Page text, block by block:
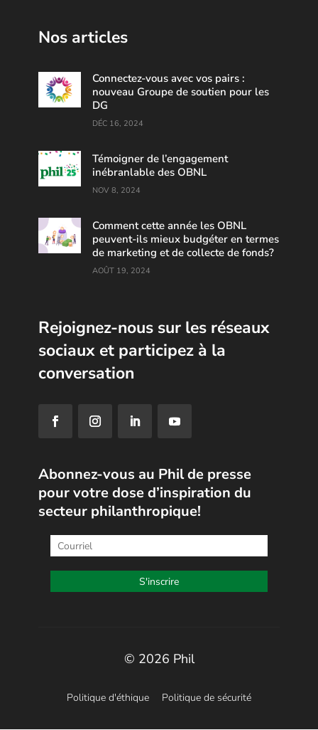
Nos articles
Connectez-vous avec vos pairs :
nouveau Groupe de soutien pour les
DG
DÉC 16, 2024
Témoigner de l’engagement
inébranlable des OBNL
NOV 8, 2024
Comment cette année les OBNL
peuvent-ils mieux budgéter en termes
de marketing et de collecte de fonds?
AOÛT 19, 2024
Rejoignez-nous sur les réseaux
sociaux et participez à la
conversation
Abonnez-vous au Phil de presse
pour votre dose d’inspiration du
secteur philanthropique!
© 2026 Phil
Politique d'éthique Politique de sécurité